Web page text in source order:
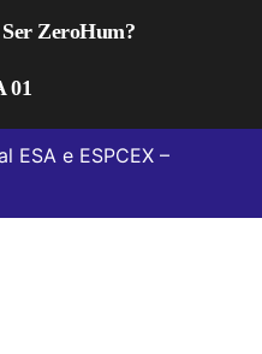
ZeroHum?
01
ESA e ESPCEX –